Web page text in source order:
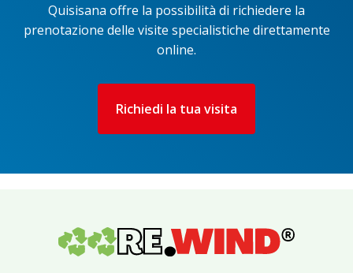
Quisisana offre la possibilità di richiedere la
prenotazione delle visite specialistiche direttamente
online.
Richiedi la tua visita